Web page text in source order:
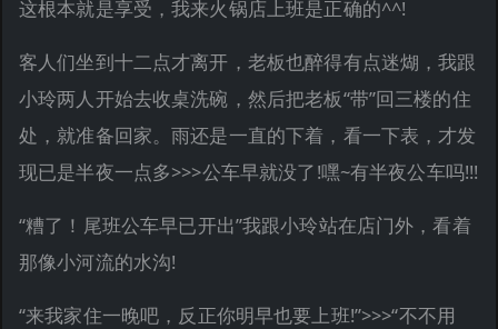
这根本就是享受，我来火锅店上班是正确的^^!
客人们坐到十二点才离开，老板也醉得有点迷煳，我跟
小玲两人开始去收桌洗碗，然后把老板“带”回三楼的住
处，就准备回家。雨还是一直的下着，看一下表，才发
现已是半夜一点多>>>公车早就没了!嘿~有半夜公车吗!!!
“糟了！尾班公车早已开出”我跟小玲站在店门外，看着
那像小河流的水沟!
“来我家住一晚吧，反正你明早也要上班!”>>>“不不用